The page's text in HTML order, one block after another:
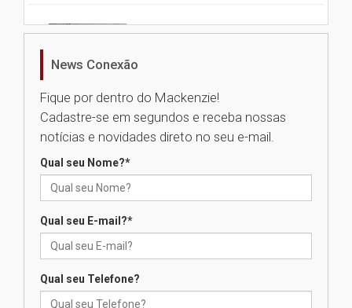
Nova apresentação do Centro
Universidade Mackenzie
realizará nova edição da Feira
das novas tecnologias em
News Conexão
Fique por dentro do Mackenzie!
Cadastre-se em segundos e receba nossas
notícias e novidades direto no seu e-mail.
Qual seu Nome?*
Qual seu E-mail?*
Qual seu Telefone?